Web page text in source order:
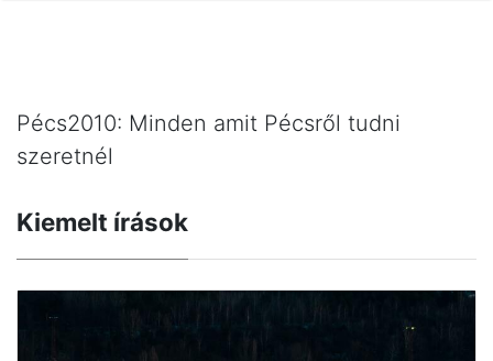
Pécs2010: Minden amit Pécsről tudni
szeretnél
Kiemelt írások